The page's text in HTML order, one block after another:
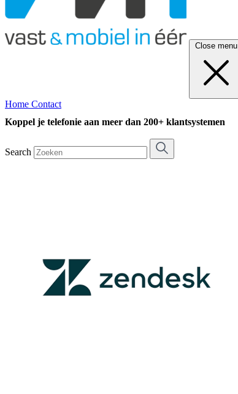
Close menu
Home Contact
Koppel je telefonie aan meer dan 200+ klantsystemen
Search